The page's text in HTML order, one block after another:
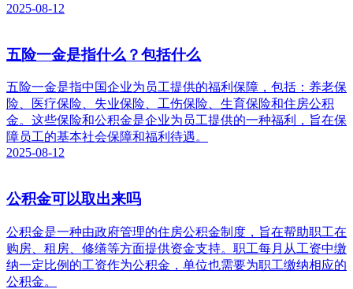
2025-08-12
五险一金是指什么？包括什么
五险一金是指中国企业为员工提供的福利保障，包括：养老保
险、医疗保险、失业保险、工伤保险、生育保险和住房公积
金。这些保险和公积金是企业为员工提供的一种福利，旨在保
障员工的基本社会保障和福利待遇。
2025-08-12
公积金可以取出来吗
公积金是一种由政府管理的住房公积金制度，旨在帮助职工在
购房、租房、修缮等方面提供资金支持。职工每月从工资中缴
纳一定比例的工资作为公积金，单位也需要为职工缴纳相应的
公积金。